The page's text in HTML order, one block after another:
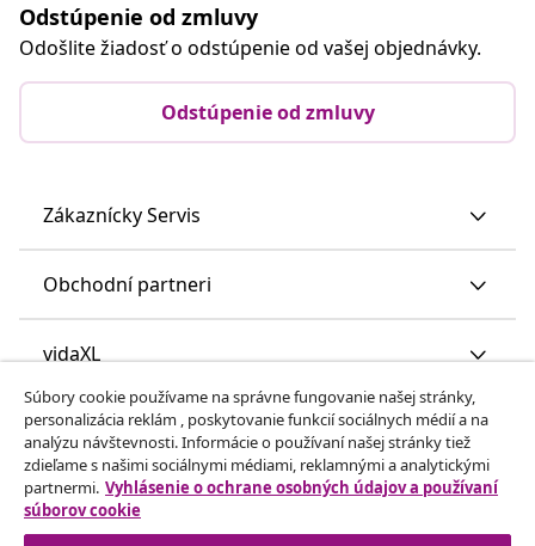
Odstúpenie od zmluvy
Odošlite žiadosť o odstúpenie od vašej objednávky.
Odstúpenie od zmluvy
Zákaznícky Servis
Obchodní partneri
vidaXL
Nájdite viac
Súbory cookie používame na správne fungovanie našej stránky,
personalizácia reklám , poskytovanie funkcií sociálnych médií a na
analýzu návštevnosti. Informácie o používaní našej stránky tiež
zdieľame s našimi sociálnymi médiami, reklamnými a analytickými
partnermi. Vyhlásenie o ochrane osobných údajov a používaní
súborov cookie